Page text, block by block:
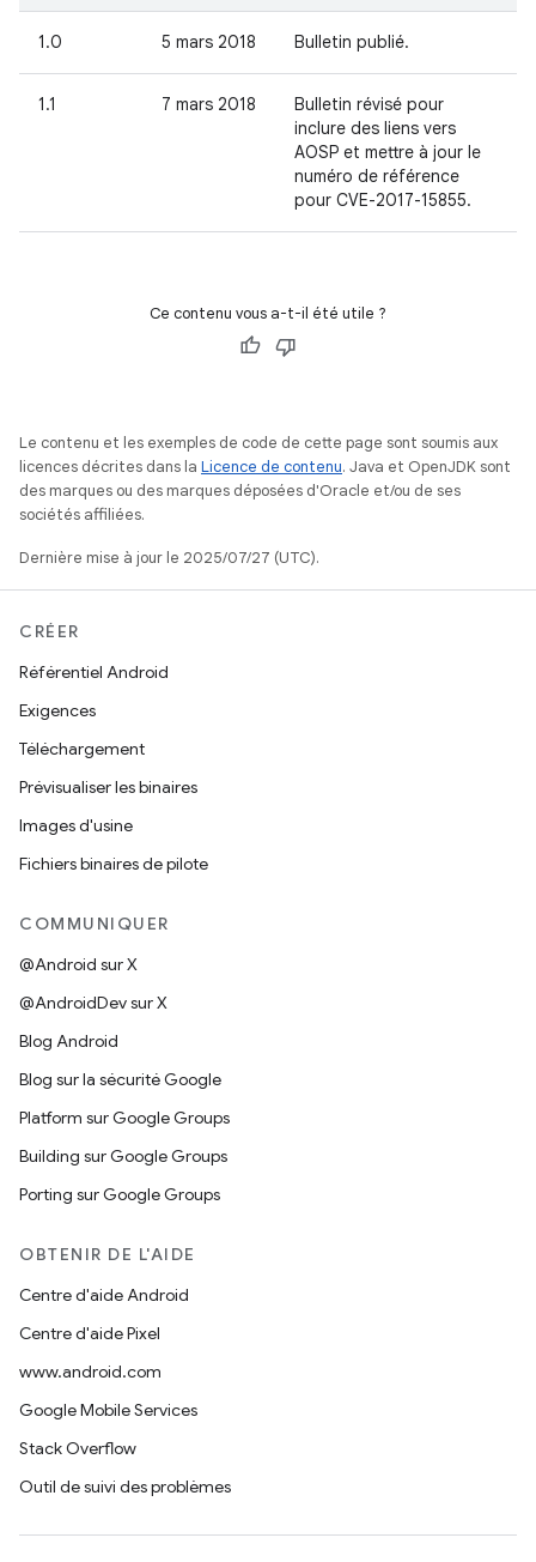
1.0 5 mars 2018 Bulletin publié.
1.1 7 mars 2018
Bulletin révisé pour
inclure des liens vers
AOSP et mettre à jour le
numéro de référence
pour CVE-2017-15855.
Ce contenu vous a-t-il été utile ?
Le contenu et les exemples de code de cette page sont soumis aux
licences décrites dans la Licence de contenu. Java et OpenJDK sont
des marques ou des marques déposées d'Oracle et/ou de ses
sociétés affiliées.
Dernière mise à jour le 2025/07/27 (UTC).
CRÉER
Référentiel Android
Exigences
Téléchargement
Prévisualiser les binaires
Images d'usine
Fichiers binaires de pilote
COMMUNIQUER
@Android sur X
@AndroidDev sur X
Blog Android
Blog sur la sécurité Google
Platform sur Google Groups
Building sur Google Groups
Porting sur Google Groups
OBTENIR DE L'AIDE
Centre d'aide Android
Centre d'aide Pixel
www.android.com
Google Mobile Services
Stack Overflow
Outil de suivi des problèmes